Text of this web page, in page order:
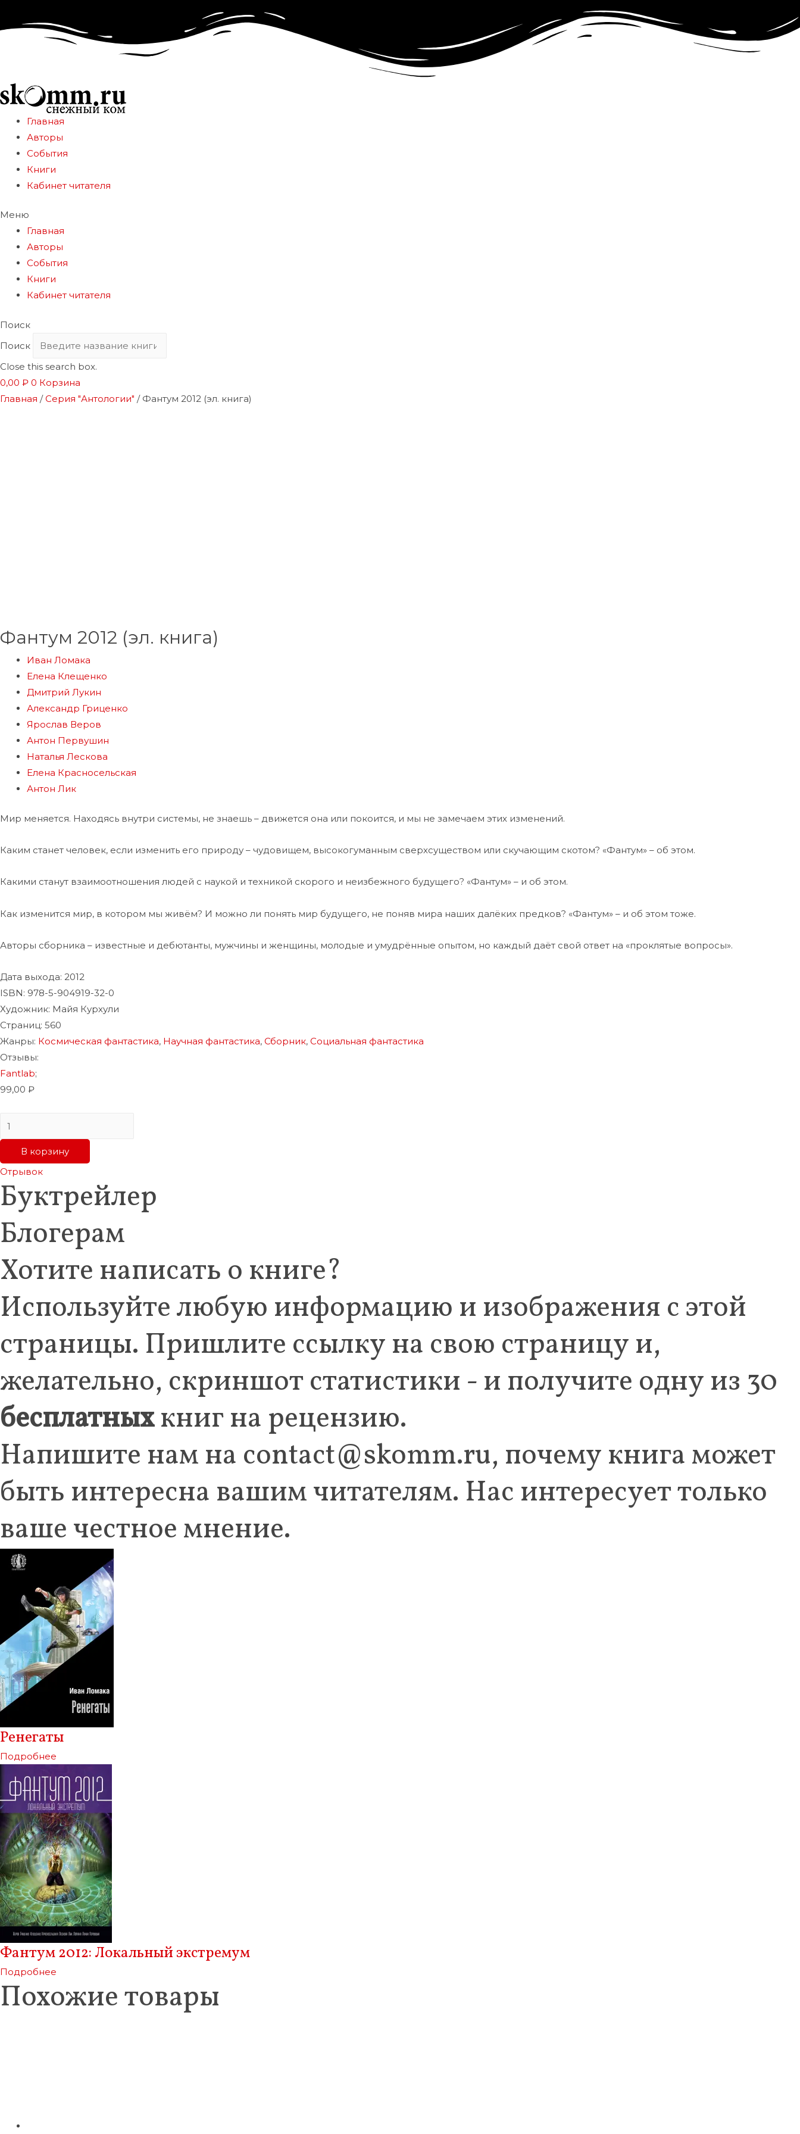
Главная
Авторы
События
Книги
Кабинет читателя
Меню
Главная
Авторы
События
Книги
Кабинет читателя
Поиск
Поиск
Close this search box.
0,00 ₽ 0 Корзина
Главная /Серия "Антологии" / Фантум 2012 (эл. книга)
Фантум 2012 (эл. книга)
Иван Ломака
Елена Клещенко
Дмитрий Лукин
Александр Гриценко
Ярослав Веров
Антон Первушин
Наталья Лескова
Елена Красносельская
Антон Лик
Мир меняется. Находясь внутри системы, не знаешь – движется она или покоится, и мы не замечаем этих изменений.
Каким станет человек, если изменить его природу – чудовищем, высокогуманным сверхсуществом или скучающим скотом? «Фантум» – об этом.
Какими станут взаимоотношения людей с наукой и техникой скорого и неизбежного будущего? «Фантум» – и об этом.
Как изменится мир, в котором мы живём? И можно ли понять мир будущего, не поняв мира наших далёких предков? «Фантум» – и об этом тоже.
Авторы сборника – известные и дебютанты, мужчины и женщины, молодые и умудрённые опытом, но каждый даёт свой ответ на «проклятые вопросы».
Дата выхода: 2012
ISBN: 978-5-904919-32-0
Художник: Майя Курхули
Страниц: 560
Жанры: Космическая фантастика, Научная фантастика, Сборник, Социальная фантастика
Отзывы:
Fantlab;
99,00 ₽
Количество
Фантум
(эл.
книга)
В корзину
Отрывок
Буктрейлер
Блогерам
Хотите написать о книге?
Используйте любую информацию и изображения с этой
страницы. Пришлите ссылку на свою страницу и,
желательно, скриншот статистики - и получите одну из 30
бесплатныхкниг на рецензию.
Напишите нам на contact@skomm.ru, почему книга может
быть интересна вашим читателям. Нас интересует только
ваше честное мнение.
Ренегаты
Подробнее
Фантум 2012: Локальный экстремум
Подробнее
Похожие товары